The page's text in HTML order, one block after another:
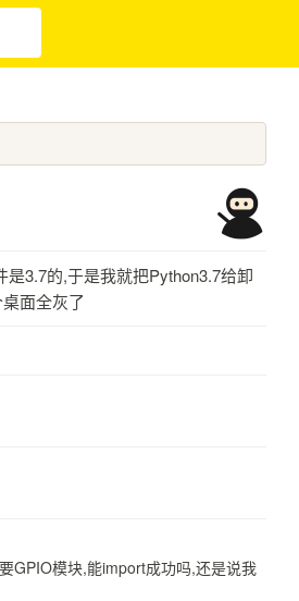
3.7的,于是我就把Python3.7给卸
面全灰了
GPIO模块,能import成功吗,还是说我